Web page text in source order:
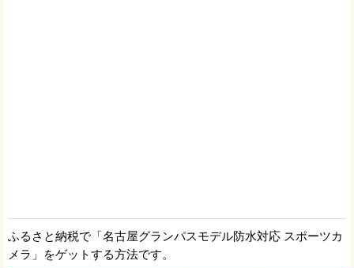
ふるさと納税で「名古屋グランパスモデル防水対応 スポーツカ
メラ」をゲットする方法です。